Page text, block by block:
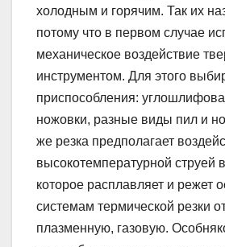
холодным и горячим. Так их
потому что в первом случае
механическое воздействие
инструментом. Для этого
приспособления:
ножовки, разные виды пил и
же резка предполагает
высокотемпературной струей
которое расплавляет и режет
системам термической резки
плазменную, газовую.